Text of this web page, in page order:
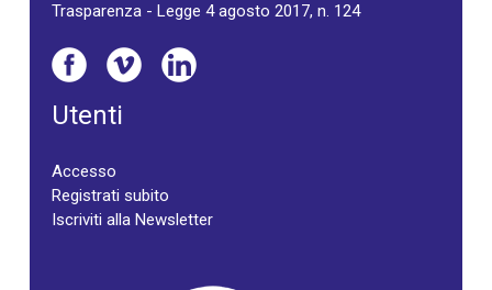
Trasparenza - Legge 4 agosto 2017, n. 124
Utenti
Accesso
Registrati subito
Iscriviti alla Newsletter